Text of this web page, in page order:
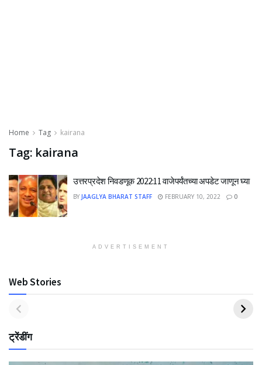
Home Tag kairana
Tag: kairana
उत्तरप्रदेश निवडणूक 2022:11 वाजेपर्यंतच्या अपडेट जाणून घ्या
BY JAAGLYA BHARAT STAFF FEBRUARY 10, 2022 0
ADVERTISEMENT
Web Stories
ट्रेंडींग